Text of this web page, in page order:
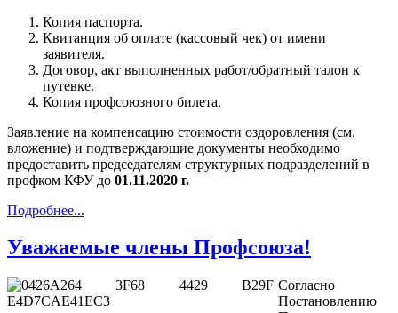
Копия паспорта.
Квитанция об оплате (кассовый чек) от имени
заявителя.
Договор, акт выполненных работ/обратный талон к
путевке.
Копия профсоюзного билета.
Заявление на компенсацию стоимости оздоровления (см.
вложение) и подтверждающие документы необходимо
предоставить председателям структурных подразделений в
профком КФУ до 01.11.2020 г.
Подробнее...
Уважаемые члены Профсоюза!
Согласно
Постановлению